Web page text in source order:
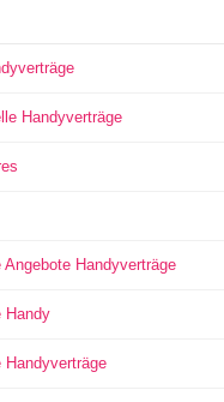
Handyverträge
Angebote Handyverträge
Handy
Handyverträge